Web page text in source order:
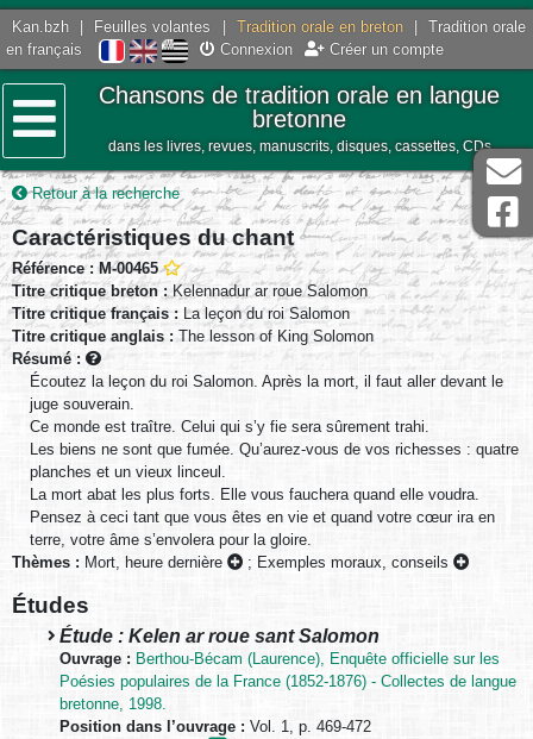
Kan.bzh Feuilles volantes Tradition orale en breton
Tradition orale
en français
Connexion Créer un compte
Menu
Chansons de tradition orale en langue
bretonne
dans les livres, revues, manuscrits, disques, cassettes, CDs
Retour à la recherche
Caractéristiques du chant
Référence : M-00465
Titre critique breton : Kelennadur ar roue Salomon
Titre critique français : La leçon du roi Salomon
Titre critique anglais : The lesson of King Solomon
Résumé :
Écoutez la leçon du roi Salomon. Après la mort, il faut aller devant le
juge souverain.
Ce monde est traître. Celui qui s’y fie sera sûrement trahi.
Les biens ne sont que fumée. Qu’aurez-vous de vos richesses : quatre
planches et un vieux linceul.
La mort abat les plus forts. Elle vous fauchera quand elle voudra.
Pensez à ceci tant que vous êtes en vie et quand votre cœur ira en
terre, votre âme s’envolera pour la gloire.
Thèmes : Mort, heure dernière ; Exemples moraux, conseils
Études
Étude : Kelen ar roue sant Salomon
Ouvrage : Berthou-Bécam (Laurence), Enquête officielle sur les
Poésies populaires de la France (1852-1876) - Collectes de langue
bretonne, 1998.
Position dans l’ouvrage : Vol. 1, p. 469-472